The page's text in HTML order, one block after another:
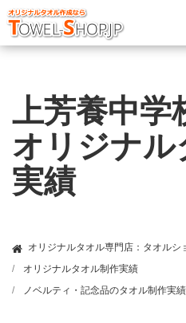
上芳養中学
オリジナル
実績
オリジナルタオル専門店：タオルシ
オリジナルタオル制作実績
ノベルティ・記念品のタオル制作実